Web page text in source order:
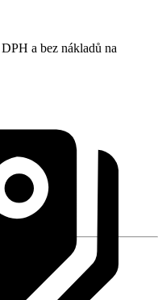
a bez nákladů na